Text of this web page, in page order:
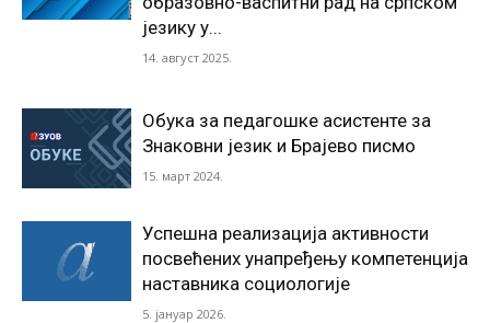
језику у...
14. август 2025.
Обука за педагошке асистенте за
Знаковни језик и Брајево писмо
15. март 2024.
Успешна реализација активности
посвећених унапређењу компетенција
наставника социологије
5. јануар 2026.